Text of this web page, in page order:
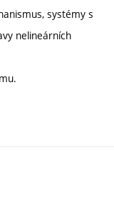
systémy s
nelineárních